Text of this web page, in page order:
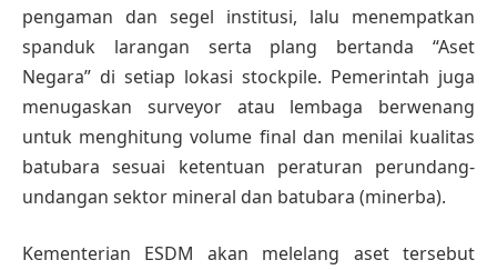
pengaman dan segel institusi, lalu menempatkan
spanduk larangan serta plang bertanda “Aset
Negara” di setiap lokasi stockpile. Pemerintah juga
menugaskan surveyor atau lembaga berwenang
untuk menghitung volume final dan menilai kualitas
batubara sesuai ketentuan peraturan perundang-
undangan sektor mineral dan batubara (minerba).
Kementerian ESDM akan melelang aset tersebut